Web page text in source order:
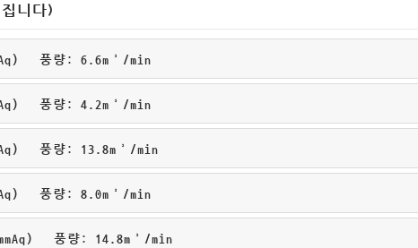
니다)
풍량: 6.6m³/min
풍량: 4.2m³/min
풍량: 13.8m³/min
풍량: 8.0m³/min
풍량: 14.8m³/min